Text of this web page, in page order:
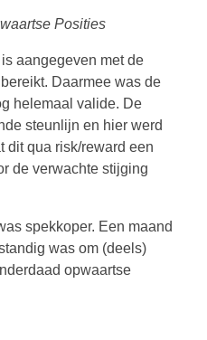
Posities
aangegeven met de
Daarmee was de
helemaal valide. De
steunlijn en hier werd
dit qua risk/reward een
de verwachte stijging
spekkoper. Een maand
was om (deels)
opwaartse